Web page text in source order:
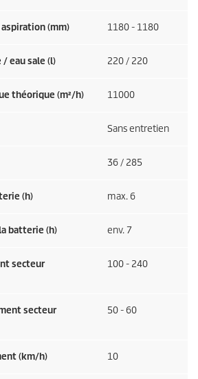
(mm) 1180 - 1180
/ eau sale (l) 220 / 220
théorique (m²/h) 11000
Sans entretien
36 / 285
(h) max. 6
batterie (h) env. 7
secteur
100 - 240
secteur
50 - 60
(km/h) 10